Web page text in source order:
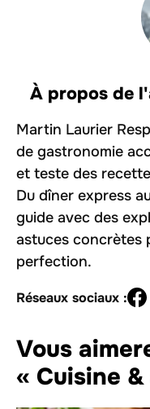
À propos de
Martin Laurier
de gastronomie
et teste des
Du dîner express
guide avec des
astuces concrètes
perfection.
Réseaux sociaux :
Vous
« Cuisine